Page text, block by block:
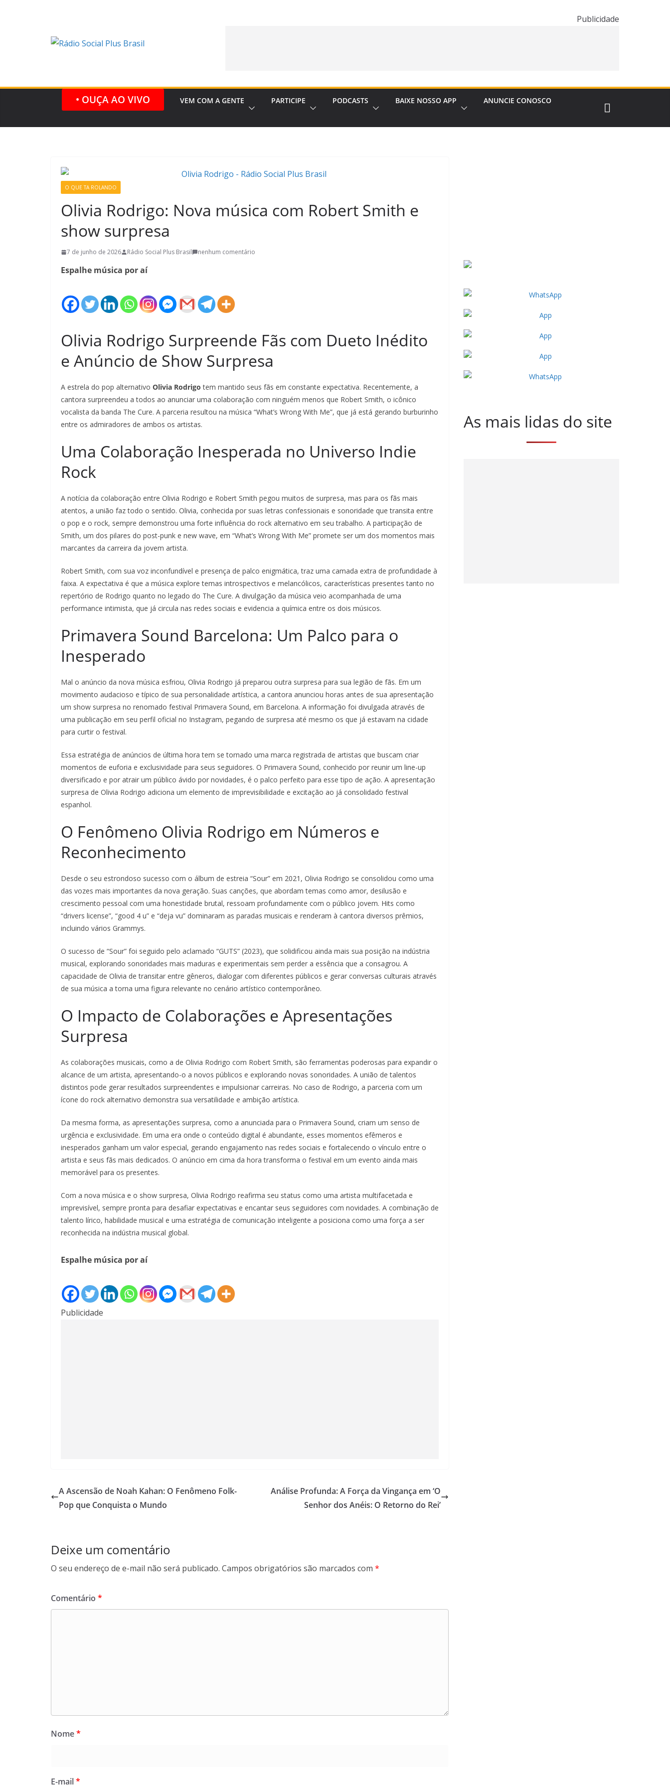
Publicidade
• OUÇA AO VIVO VEM COM A GENTE PARTICIPE PODCASTS BAIXE NOSSO APP ANUNCIE CONOSCO
O QUE TA ROLANDO
Olivia Rodrigo: Nova música com Robert Smith e
show surpresa
7 de junho de 2026 Rádio Social Plus Brasil nenhum comentário
Espalhe música por aí
Olivia Rodrigo Surpreende Fãs com Dueto Inédito
e Anúncio de Show Surpresa
A estrela do pop alternativo Olivia Rodrigo tem mantido seus fãs em constante expectativa. Recentemente, a
cantora surpreendeu a todos ao anunciar uma colaboração com ninguém menos que Robert Smith, o icônico
vocalista da banda The Cure. A parceria resultou na música “What’s Wrong With Me”, que já está gerando burburinho
entre os admiradores de ambos os artistas.
Uma Colaboração Inesperada no Universo Indie
Rock
A notícia da colaboração entre Olivia Rodrigo e Robert Smith pegou muitos de surpresa, mas para os fãs mais
atentos, a união faz todo o sentido. Olivia, conhecida por suas letras confessionais e sonoridade que transita entre
o pop e o rock, sempre demonstrou uma forte influência do rock alternativo em seu trabalho. A participação de
Smith, um dos pilares do post-punk e new wave, em “What’s Wrong With Me” promete ser um dos momentos mais
marcantes da carreira da jovem artista.
Robert Smith, com sua voz inconfundível e presença de palco enigmática, traz uma camada extra de profundidade à
faixa. A expectativa é que a música explore temas introspectivos e melancólicos, características presentes tanto no
repertório de Rodrigo quanto no legado do The Cure. A divulgação da música veio acompanhada de uma
performance intimista, que já circula nas redes sociais e evidencia a química entre os dois músicos.
Primavera Sound Barcelona: Um Palco para o
Inesperado
Mal o anúncio da nova música esfriou, Olivia Rodrigo já preparou outra surpresa para sua legião de fãs. Em um
movimento audacioso e típico de sua personalidade artística, a cantora anunciou horas antes de sua apresentação
um show surpresa no renomado festival Primavera Sound, em Barcelona. A informação foi divulgada através de
uma publicação em seu perfil oficial no Instagram, pegando de surpresa até mesmo os que já estavam na cidade
para curtir o festival.
Essa estratégia de anúncios de última hora tem se tornado uma marca registrada de artistas que buscam criar
momentos de euforia e exclusividade para seus seguidores. O Primavera Sound, conhecido por reunir um line-up
diversificado e por atrair um público ávido por novidades, é o palco perfeito para esse tipo de ação. A apresentação
surpresa de Olivia Rodrigo adiciona um elemento de imprevisibilidade e excitação ao já consolidado festival
espanhol.
O Fenômeno Olivia Rodrigo em Números e
Reconhecimento
Desde o seu estrondoso sucesso com o álbum de estreia “Sour” em 2021, Olivia Rodrigo se consolidou como uma
das vozes mais importantes da nova geração. Suas canções, que abordam temas como amor, desilusão e
crescimento pessoal com uma honestidade brutal, ressoam profundamente com o público jovem. Hits como
“drivers license”, “good 4 u” e “deja vu” dominaram as paradas musicais e renderam à cantora diversos prêmios,
incluindo vários Grammys.
O sucesso de “Sour” foi seguido pelo aclamado “GUTS” (2023), que solidificou ainda mais sua posição na indústria
musical, explorando sonoridades mais maduras e experimentais sem perder a essência que a consagrou. A
capacidade de Olivia de transitar entre gêneros, dialogar com diferentes públicos e gerar conversas culturais através
de sua música a torna uma figura relevante no cenário artístico contemporâneo.
O Impacto de Colaborações e Apresentações
Surpresa
As colaborações musicais, como a de Olivia Rodrigo com Robert Smith, são ferramentas poderosas para expandir o
alcance de um artista, apresentando-o a novos públicos e explorando novas sonoridades. A união de talentos
distintos pode gerar resultados surpreendentes e impulsionar carreiras. No caso de Rodrigo, a parceria com um
ícone do rock alternativo demonstra sua versatilidade e ambição artística.
Da mesma forma, as apresentações surpresa, como a anunciada para o Primavera Sound, criam um senso de
urgência e exclusividade. Em uma era onde o conteúdo digital é abundante, esses momentos efêmeros e
inesperados ganham um valor especial, gerando engajamento nas redes sociais e fortalecendo o vínculo entre o
artista e seus fãs mais dedicados. O anúncio em cima da hora transforma o festival em um evento ainda mais
memorável para os presentes.
Com a nova música e o show surpresa, Olivia Rodrigo reafirma seu status como uma artista multifacetada e
imprevisível, sempre pronta para desafiar expectativas e encantar seus seguidores com novidades. A combinação de
talento lírico, habilidade musical e uma estratégia de comunicação inteligente a posiciona como uma força a ser
reconhecida na indústria musical global.
Espalhe música por aí
Publicidade
A Ascensão de Noah Kahan: O Fenômeno Folk-
Pop que Conquista o Mundo
Análise Profunda: A Força da Vingança em ‘O
Senhor dos Anéis: O Retorno do Rei’
Deixe um comentário
O seu endereço de e-mail não será publicado. Campos obrigatórios são marcados com *
Comentário *
Nome*
E-mail*
As mais lidas do site